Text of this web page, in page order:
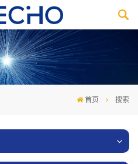
首页 搜索